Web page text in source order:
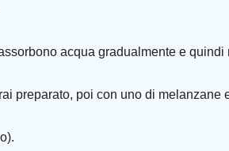
acqua gradualmente e quindi
preparato, poi con uno di melanzane